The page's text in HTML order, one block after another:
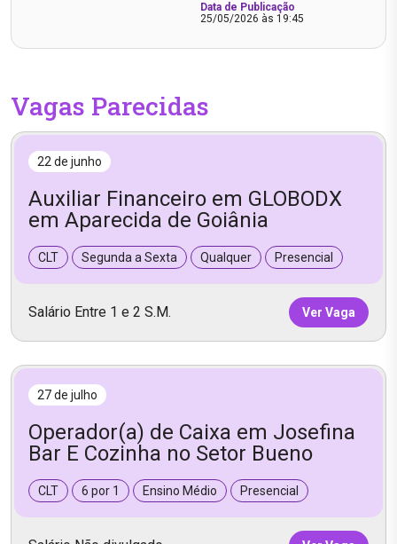
Data de Publicação
25/05/2026 às 19:45
Vagas Parecidas
22 de junho
Auxiliar Financeiro em GLOBODX
em Aparecida de Goiânia
CLT Segunda a Sexta Qualquer Presencial
Salário Entre 1 e 2 S.M. Ver Vaga
27 de julho
Operador(a) de Caixa em Josefina
Bar E Cozinha no Setor Bueno
CLT 6 por 1 Ensino Médio Presencial